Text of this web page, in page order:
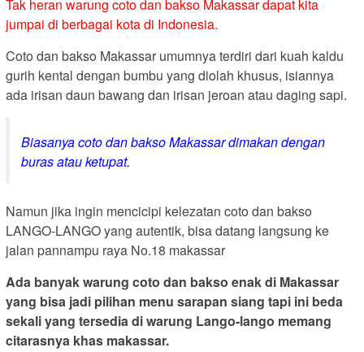
Tak heran warung coto dan bakso Makassar dapat kita
jumpai di berbagai kota di Indonesia.
Coto dan bakso Makassar umumnya terdiri dari kuah kaldu
gurih kental dengan bumbu yang diolah khusus, isiannya
ada irisan daun bawang dan irisan jeroan atau daging sapi.
Biasanya coto dan bakso Makassar dimakan dengan
buras atau ketupat.
Namun jika ingin mencicipi kelezatan coto dan bakso
LANGO-LANGO yang autentik, bisa datang langsung ke
jalan pannampu raya No.18 makassar
Ada banyak warung coto dan bakso enak di Makassar
yang bisa jadi pilihan menu sarapan siang tapi ini beda
sekali yang tersedia di warung Lango-lango memang
citarasnya khas makassar.